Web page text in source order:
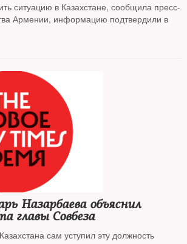
ситуацию в Казахстане, сообщила пресс-
Армении, информацию подтвердили в
Назарбаева объяснил
главы Совбеза
сам уступил эту должность